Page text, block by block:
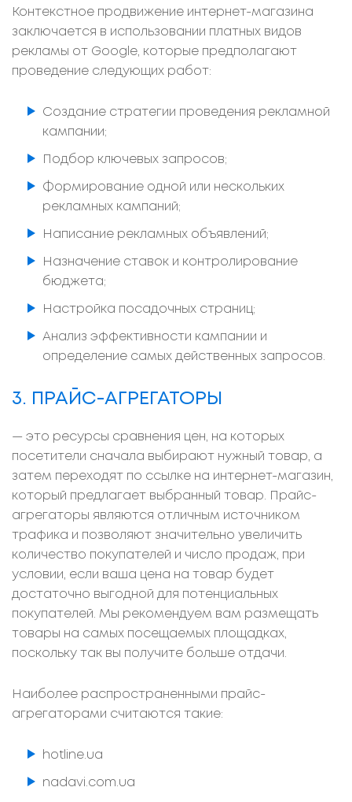
Контекстное продвижение интернет-магазина
заключается в использовании платных видов
рекламы от Google, которые предполагают
проведение следующих работ:
Создание стратегии проведения рекламной
кампании;
Подбор ключевых запросов;
Формирование одной или нескольких
рекламных кампаний;
Написание рекламных объявлений;
Назначение ставок и контролирование
бюджета;
Настройка посадочных страниц;
Анализ эффективности кампании и
определение самых действенных запросов.
3. ПРАЙС-АГРЕГАТОРЫ
— это ресурсы сравнения цен, на которых
посетители сначала выбирают нужный товар, а
затем переходят по ссылке на интернет-магазин,
который предлагает выбранный товар. Прайс-
агрегаторы являются отличным источником
трафика и позволяют значительно увеличить
количество покупателей и число продаж, при
условии, если ваша цена на товар будет
достаточно выгодной для потенциальных
покупателей. Мы рекомендуем вам размещать
товары на самых посещаемых площадках,
поскольку так вы получите больше отдачи.
Наиболее распространенными прайс-
агрегаторами считаются такие:
hotline.ua
nadavi.com.ua